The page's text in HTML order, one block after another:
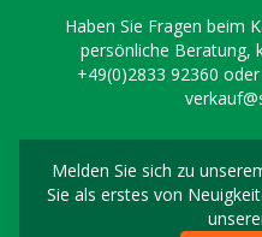
Haben Sie Fragen beim
persönliche Beratung,
+49(0)2833 92360 oder
Melden Sie sich zu
Sie als erstes von